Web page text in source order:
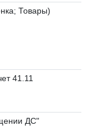
Товары)
41.11
ДС"